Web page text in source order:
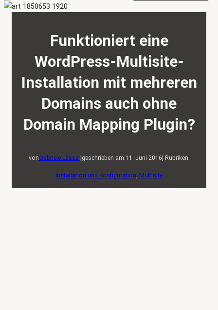
Funktioniert eine
WordPress-Multisite-
Installation mit mehreren
Domains auch ohne
Domain Mapping Plugin?
vonGabriele Lässer| geschrieben am:11. Juni 2016| Rubriken:
Installation und Konfiguration, Multisite